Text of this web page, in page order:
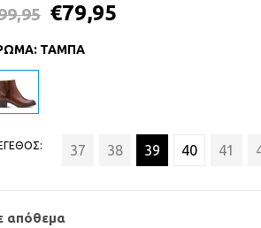
€79,95
: ΤΑΜΠΑ
37 38 39 40 41
απόθεμα